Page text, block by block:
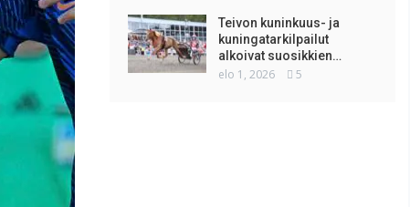
Teivon kuninkuus- ja
kuningatarkilpailut
alkoivat suosikkien…
elo 1, 2026 5